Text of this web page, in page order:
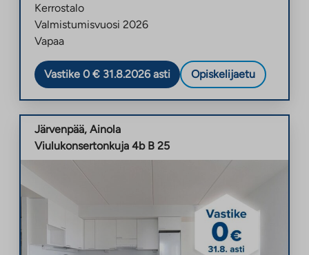
Kerrostalo
Valmistumisvuosi 2026
Vapaa
Vastike 0 € 31.8.2026 asti Opiskelijaetu
Järvenpää, Ainola
Viulukonsertonkuja 4b B 25